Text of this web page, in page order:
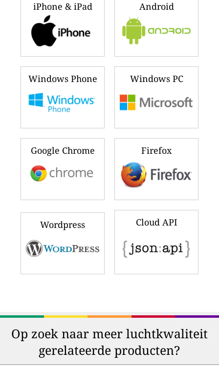
iPhone & iPad Android
Windows Phone Windows PC
Google Chrome Firefox
Wordpress Cloud API
Op zoek naar meer luchtkwaliteit
gerelateerde producten?